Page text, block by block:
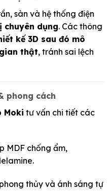
sàn và hệ thống điện
dụng. Các thông
kế 3D sau đó mô
thật, tránh sai lệch
phong cách
Moki tư vấn chi tiết các
MDF chống ẩm,
thủy và ánh sáng tự